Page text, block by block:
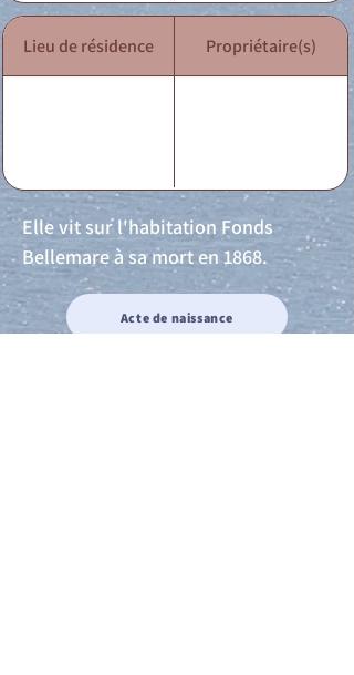
Lieu de résidence Propriétaire(s)
Elle vit sur l'habitation Fonds
Bellemare à sa mort en 1868.
Acte de naissance